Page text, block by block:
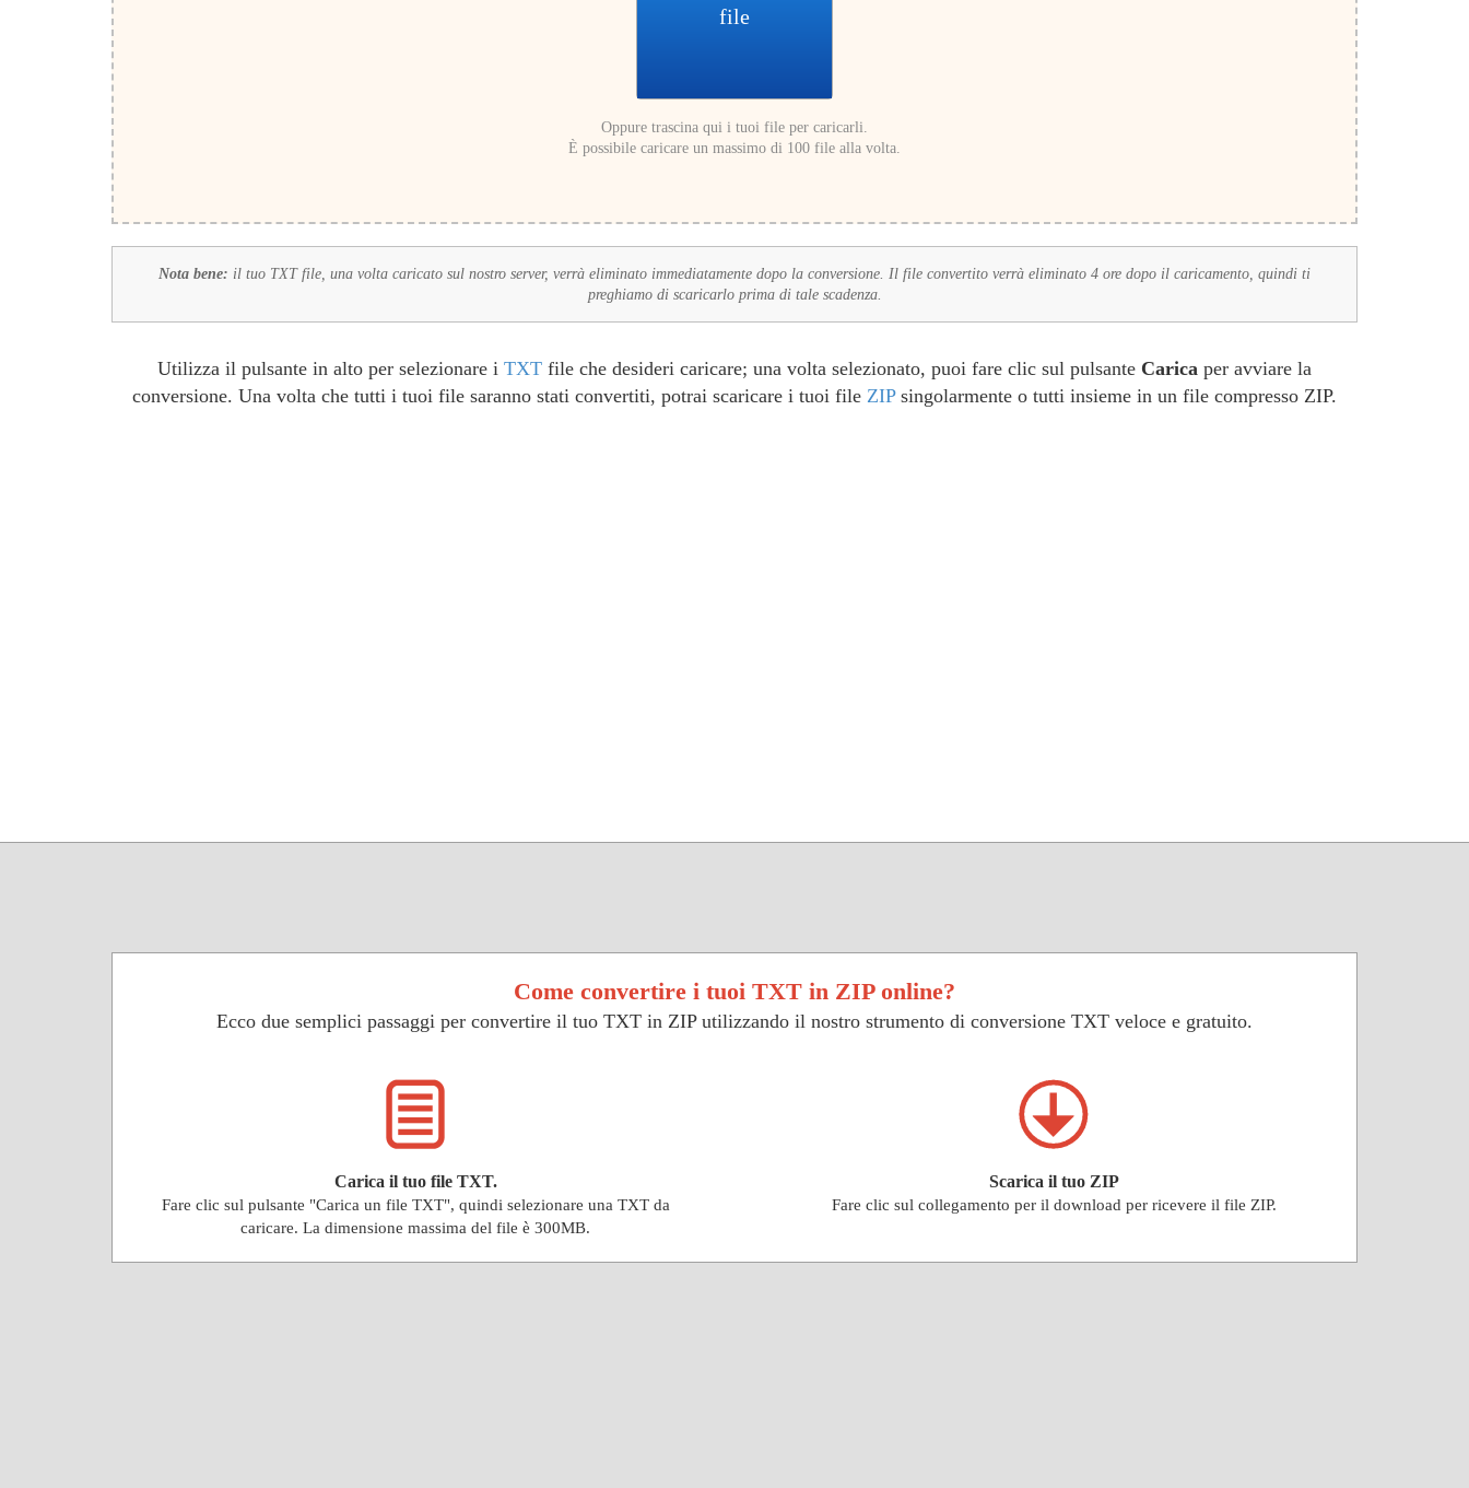
file
Oppure trascina qui i tuoi file per caricarli.
È possibile caricare un massimo di 100 file alla volta.
Nota bene: il tuo TXT file, una volta caricato sul nostro server, verrà eliminato immediatamente dopo la conversione. Il file convertito verrà eliminato 4 ore dopo il caricamento, quindi ti
preghiamo di scaricarlo prima di tale scadenza.
Utilizza il pulsante in alto per selezionare i TXT file che desideri caricare; una volta selezionato, puoi fare clic sul pulsante Carica per avviare la
conversione. Una volta che tutti i tuoi file saranno stati convertiti, potrai scaricare i tuoi file ZIPsingolarmente o tutti insieme in un file compresso ZIP.
Come convertire i tuoi TXT in ZIP online?
Ecco due semplici passaggi per convertire il tuo TXT in ZIP utilizzando il nostro strumento di conversione TXT veloce e gratuito.
Carica il tuo file TXT.
Fare clic sul pulsante "Carica un file TXT", quindi selezionare una TXT da
caricare. La dimensione massima del file è 300MB.
Scarica il tuo ZIP
Fare clic sul collegamento per il download per ricevere il file ZIP.